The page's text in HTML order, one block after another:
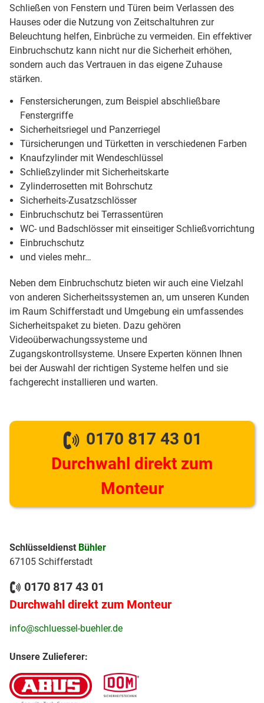
Schließen von Fenstern und Türen beim Verlassen des
Hauses oder die Nutzung von Zeitschaltuhren zur
Beleuchtung helfen, Einbrüche zu vermeiden. Ein effektiver
Einbruchschutz kann nicht nur die Sicherheit erhöhen,
sondern auch das Vertrauen in das eigene Zuhause
stärken.
Fenstersicherungen, zum Beispiel abschließbare
Fenstergriffe
Sicherheitsriegel und Panzerriegel
Türsicherungen und Türketten in verschiedenen Farben
Knaufzylinder mit Wendeschlüssel
Schließzylinder mit Sicherheitskarte
Zylinderrosetten mit Bohrschutz
Sicherheits-Zusatzschlösser
Einbruchschutz bei Terrassentüren
WC- und Badschlösser mit einseitiger Schließvorrichtung
Einbruchschutz
und vieles mehr…
Neben dem Einbruchschutz bieten wir auch eine Vielzahl
von anderen Sicherheitssystemen an, um unseren Kunden
im Raum Schifferstadt und Umgebung ein umfassendes
Sicherheitspaket zu bieten. Dazu gehören
Videoüberwachungssysteme und
Zugangskontrollsysteme. Unsere Experten können Ihnen
bei der Auswahl der richtigen Systeme helfen und sie
fachgerecht installieren und warten.
0170 817 43 01
Durchwahl direkt zum
Monteur
Schlüsseldienst Bühler
67105 Schifferstadt
0170 817 43 01
Durchwahl direkt zum Monteur
info@schluessel-buehler.de
Unsere Zulieferer: